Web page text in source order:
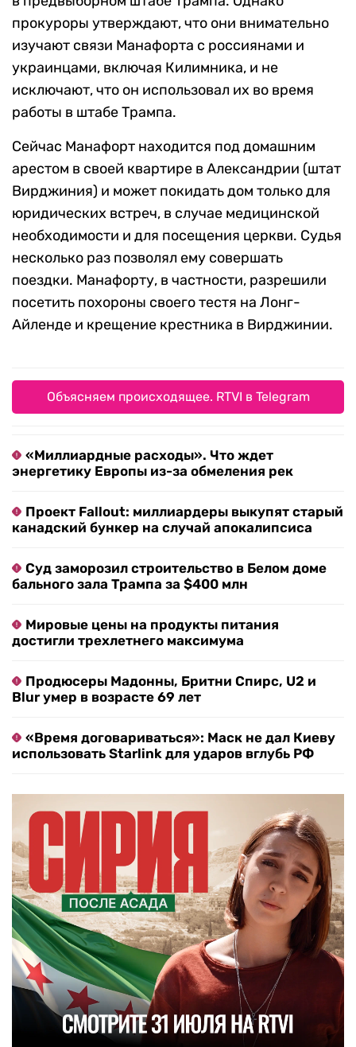
прокуроры утверждают, что они внимательно
изучают связи Манафорта с россиянами и
украинцами, включая Килимника, и не
исключают, что он использовал их во время
работы в штабе Трампа.
Сейчас Манафорт находится под домашним
арестом в своей квартире в Александрии (штат
Вирджиния) и может покидать дом только для
юридических встреч, в случае медицинской
необходимости и для посещения церкви. Судья
несколько раз позволял ему совершать
поездки. Манафорту, в частности, разрешили
посетить похороны своего тестя на Лонг-
Айленде и крещение крестника в Вирджинии.
Объясняем происходящее. RTVI в Telegram
«Миллиардные расходы». Что ждет
энергетику Европы из-за обмеления рек
Проект Fallout: миллиардеры выкупят старый
канадский бункер на случай апокалипсиса
Суд заморозил строительство в Белом доме
бального зала Трампа за $400 млн
Мировые цены на продукты питания
достигли трехлетнего максимума
Продюсеры Мадонны, Бритни Спирс, U2 и
Blur умер в возрасте 69 лет
«Время договариваться»: Маск не дал Киеву
использовать Starlink для ударов вглубь РФ